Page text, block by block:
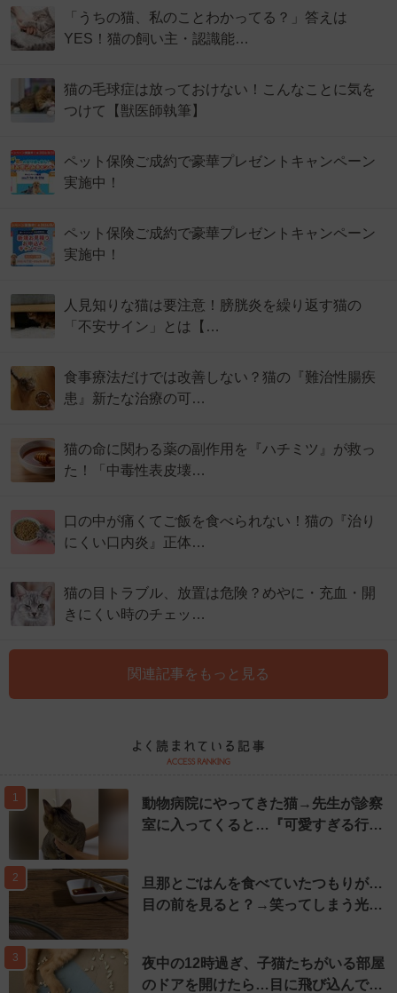
「うちの猫、私のことわかってる？」答えは
YES！猫の飼い主・認識能…
猫の毛球症は放っておけない！こんなことに気を
つけて【獣医師執筆】
ペット保険ご成約で豪華プレゼントキャンペーン
実施中！
ペット保険ご成約で豪華プレゼントキャンペーン
実施中！
人見知りな猫は要注意！膀胱炎を繰り返す猫の
「不安サイン」とは【…
食事療法だけでは改善しない？猫の『難治性腸疾
患』新たな治療の可…
猫の命に関わる薬の副作用を『ハチミツ』が救っ
た！「中毒性表皮壊…
口の中が痛くてご飯を食べられない！猫の『治り
にくい口内炎』正体…
猫の目トラブル、放置は危険？めやに・充血・開
きにくい時のチェッ…
関連記事をもっと見る
1
動物病院にやってきた猫→先生が診察
室に入ってくると…『可愛すぎる行…
2
旦那とごはんを食べていたつもりが…
目の前を見ると？→笑ってしまう光…
3
夜中の12時過ぎ、子猫たちがいる部屋
のドアを開けたら…目に飛び込んで…